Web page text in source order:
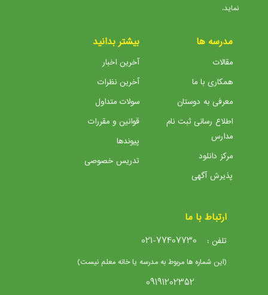
نماید.
مدرسه ها
مقالات
همکاری با ما
معرفی به دوستان
اطلاع رسانی ثبت نام
مدارس
مرکز دانلود
پذیرش آگهی
بیشتر بدانید
آخرین اخبار
آخرین نظرات
سولات متداول
قوانین و مقررات
پیوندها
تدریس خصوصی
ارتباط با ما
تلفن : 021-77407730
(این شماره ها مربوط به مدرسه یا خانه معلم نیست)
09191202352